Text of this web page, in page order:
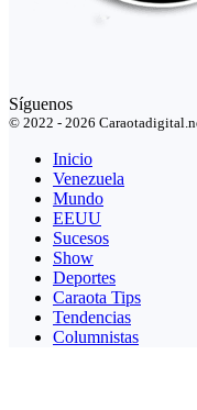
Síguenos
© 2022 - 2026
Inicio
Venezuela
Mundo
EEUU
Sucesos
Show
Deportes
Caraota Tips
Tendencias
Columnistas